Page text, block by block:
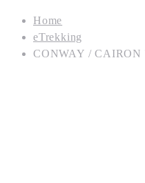
Home
eTrekking
CONWAY /